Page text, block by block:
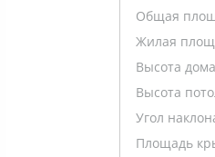
Общая
Жилая
Высота
Высота
Угол
Площадь